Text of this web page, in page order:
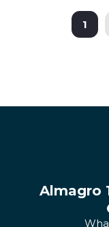
1
Almagro